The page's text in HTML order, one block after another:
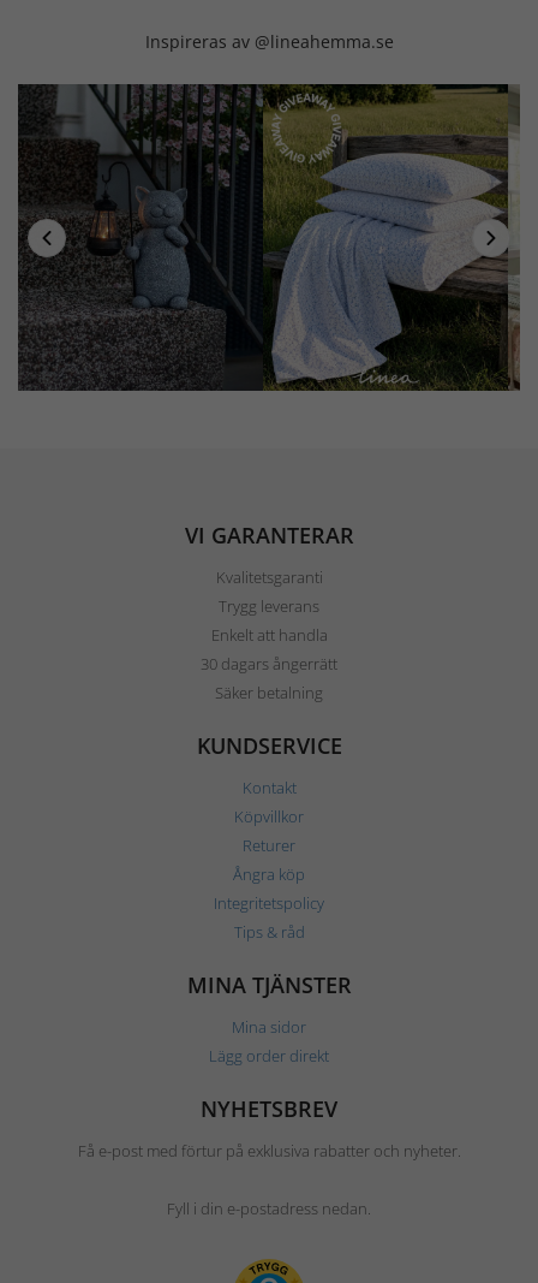
Inspireras av @lineahemma.se
VI GARANTERAR
Kvalitetsgaranti
Trygg leverans
Enkelt att handla
30 dagars ångerrätt
Säker betalning
KUNDSERVICE
Kontakt
Köpvillkor
Returer
Ångra köp
Integritetspolicy
Tips & råd
MINA TJÄNSTER
Mina sidor
Lägg order direkt
NYHETSBREV
Få e-post med förtur på exklusiva rabatter och nyheter.
Fyll i din e-postadress nedan.